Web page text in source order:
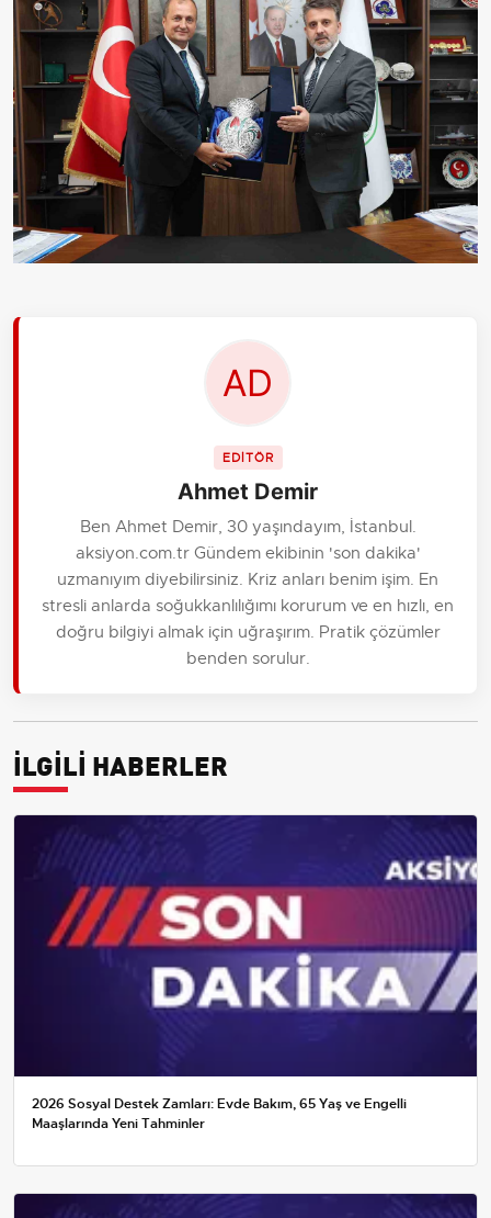
EDİTÖR
Ahmet Demir
Ben Ahmet Demir, 30 yaşındayım, İstanbul.
aksiyon.com.tr Gündem ekibinin 'son dakika'
uzmanıyım diyebilirsiniz. Kriz anları benim işim. En
stresli anlarda soğukkanlılığımı korurum ve en hızlı, en
doğru bilgiyi almak için uğraşırım. Pratik çözümler
benden sorulur.
İLGİLİ HABERLER
2026 Sosyal Destek Zamları: Evde Bakım, 65 Yaş ve Engelli
Maaşlarında Yeni Tahminler